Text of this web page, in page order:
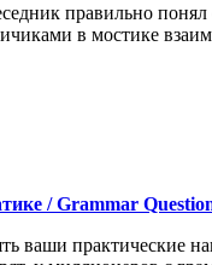
правильно
в мостике
/ Grammar
ваши практические